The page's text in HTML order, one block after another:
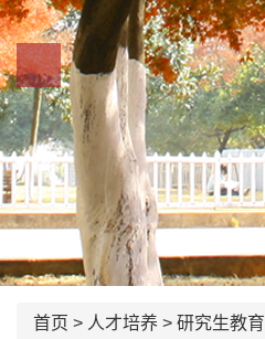
首页 > 人才培养 > 研究生教育